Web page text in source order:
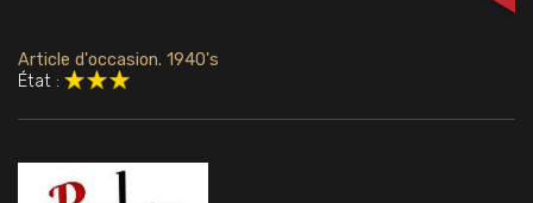
Article d'occasion. 1940's
État :